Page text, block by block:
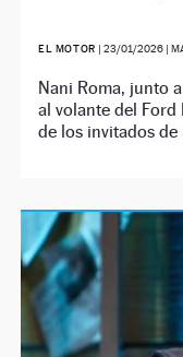
EL MOTOR | 23/01/2026|
Nani Roma, junto
al volante del Ford
de los invitados de